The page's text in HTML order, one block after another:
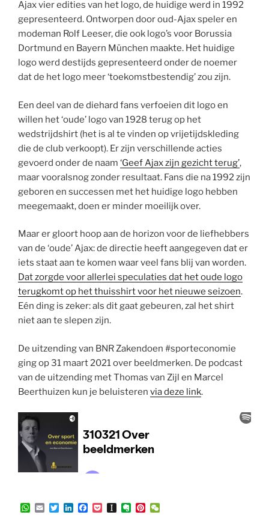
Ajax vier edities van het logo, de huidige werd in 1992
gepresenteerd. Ontworpen door oud-Ajax speler en
modeman Rolf Leeser, die ook logo’s voor Borussia
Dortmund en Bayern München maakte. Het huidige
logo werd destijds gepresenteerd onder de noemer
dat de het logo meer ‘toekomstbestendig’ zou zijn.
Een deel van de diehard fans verfoeien dit logo en
willen het ‘oude’ logo van 1928 terug op het
wedstrijdshirt (het is al te vinden op vrijetijdskleding
die de club verkoopt). Er zijn verschillende acties
gevoerd onder de naam ‘Geef Ajax zijn gezicht terug’,
maar vooralsnog zonder resultaat. Fans die na 1992 zijn
geboren en successen met het huidige logo hebben
meegemaakt, doen er minder moeilijk over.
Maar er gloort hoop aan de horizon voor de liefhebbers
van de ‘oude’ Ajax: de directie heeft aangegeven dat er
iets staat aan te komen waar veel fans blij van worden.
Dat zorgde voor allerlei speculaties dat het oude logo
terugkomt op het thuisshirt voor het nieuwe seizoen.
Eén ding is zeker: als dit gaat gebeuren, zal het shirt
niet aan te slepen zijn.
De uitzending van BNR Zakendoen #sporteconomie
ging op 31 maart 2021 over beeldmerken. De podcast
van de uitzending met Thomas van Zijl en Marcel
Beerthuizen kun je beluisteren via deze link.
W
E
T
L
P
E
P